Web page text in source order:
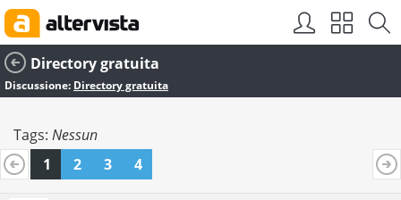
Directory gratuita
Discussione: Directory gratuita
Tags: Nessun
1
2 3 4